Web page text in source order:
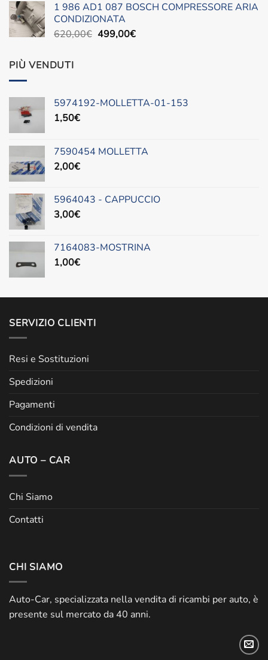
era:
490,00€.
è:
1 986 AD1 087 BOSCH COMPRESSORE ARIA
CONDIZIONATA
620,00€ Il
499,00€Il
PIÙ VENDUTI
5974192-MOLLETTA-01-153
1,50€
7590454 MOLLETTA
2,00€
5964043 - CAPPUCCIO
3,00€
7164083-MOSTRINA
1,00€
SERVIZIO CLIENTI
Resi e Sostituzioni
Spedizioni
Pagamenti
Condizioni di vendita
AUTO – CAR
Chi Siamo
Contatti
CHI SIAMO
Auto-Car, specializzata nella vendita di ricambi per auto, è
presente sul mercato da 40 anni.